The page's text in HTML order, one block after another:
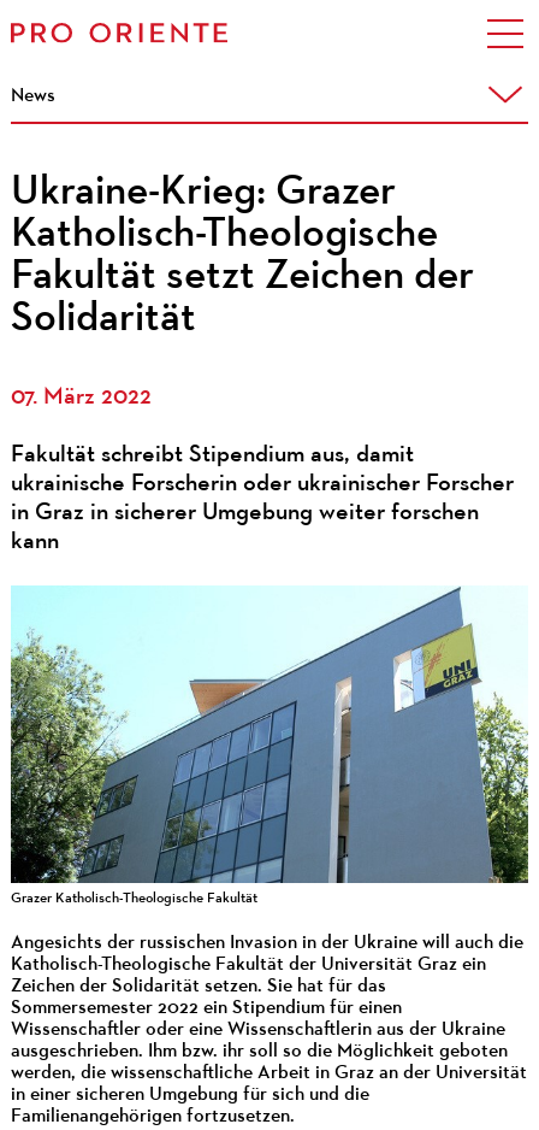
News
Ukraine-Krieg: Grazer
Katholisch-Theologische
Fakultät setzt Zeichen der
Solidarität
07. März 2022
Fakultät schreibt Stipendium aus, damit
ukrainische Forscherin oder ukrainischer Forscher
in Graz in sicherer Umgebung weiter forschen
kann
Grazer Katholisch-Theologische Fakultät
Angesichts der russischen Invasion in der Ukraine will auch die
Katholisch-Theologische Fakultät der Universität Graz ein
Zeichen der Solidarität setzen. Sie hat für das
Sommersemester 2022 ein Stipendium für einen
Wissenschaftler oder eine Wissenschaftlerin aus der Ukraine
ausgeschrieben. Ihm bzw. ihr soll so die Möglichkeit geboten
werden, die wissenschaftliche Arbeit in Graz an der Universität
in einer sicheren Umgebung für sich und die
Familienangehörigen fortzusetzen.